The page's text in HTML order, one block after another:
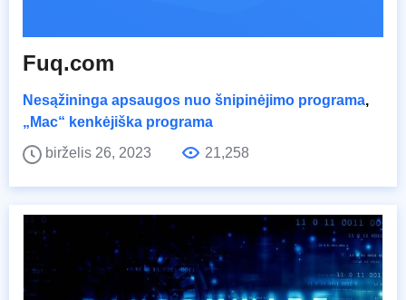
Fuq.com
Nesąžininga apsaugos nuo šnipinėjimo programa,
„Mac“ kenkėjiška programa
birželis 26, 2023
21,258